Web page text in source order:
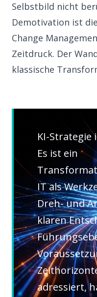
Selbstbild nicht
Demotivation ist
Change
Zeitdruck. Der
klassische
KI-Strategie
Es ist ein
IT als
Dreh- und
klaren
adressiert,